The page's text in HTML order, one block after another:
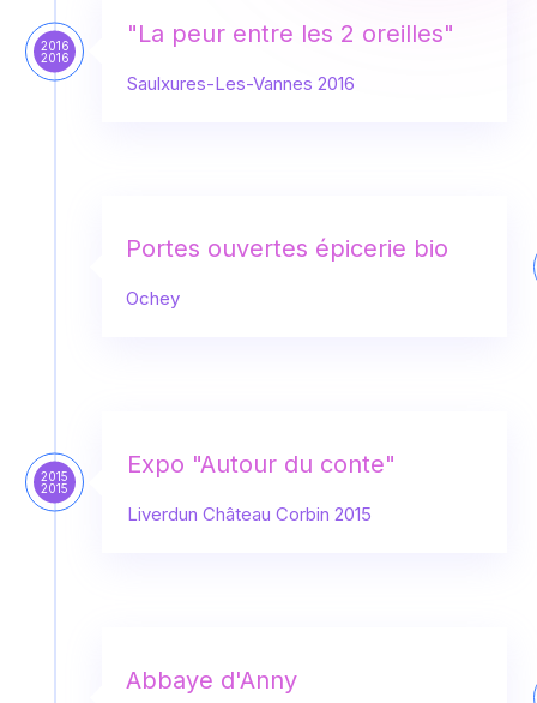
2016
2016
"La peur entre les 2 oreilles"
Saulxures-Les-Vannes 2016
Portes ouvertes épicerie bio
Ochey
2015
2015
Expo "Autour du conte"
Liverdun Château Corbin 2015
Abbaye d'Anny